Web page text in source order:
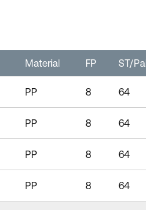
Material FP ST/
PP 8 64
PP 8 64
PP 8 64
PP 8 64